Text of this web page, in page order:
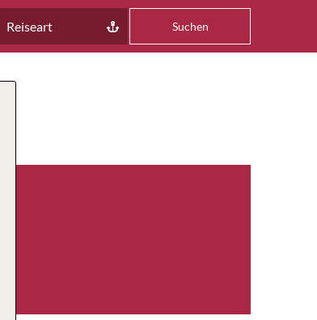
Reiseart Suchen